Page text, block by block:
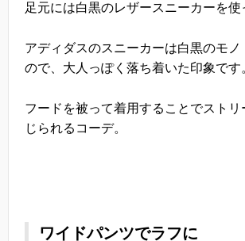
足元には白黒のレザースニーカーを使
アディダスのスニーカーは白黒のモノ
ので、大人っぽく落ち着いた印象です
フードを被って着用することでスト
じられるコーデ。
ワイドパンツでラフに